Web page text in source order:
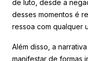
de luto, desde a
desses momentos é
ressoa com qualquer
Além disso, a
manifestar de formas